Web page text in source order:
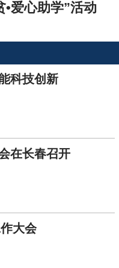
爱心助学”活动
科技创新
在长春召开
大会